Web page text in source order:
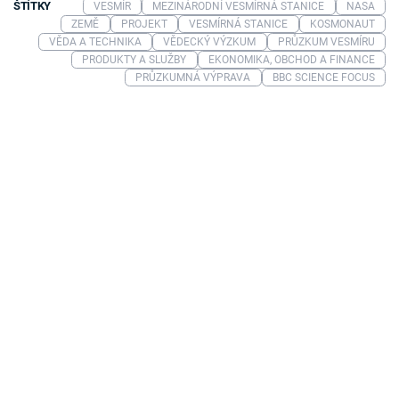
ŠTÍTKY VESMÍR MEZINÁRODNÍ VESMÍRNÁ STANICE
NASA
ZEMĚ
PROJEKT VESMÍRNÁ STANICE
KOSMONAUT
VĚDA A TECHNIKA
VĚDECKÝ VÝZKUM
PRŮZKUM VESMÍRU
PRODUKTY A SLUŽBY
EKONOMIKA, OBCHOD A FINANCE
PRŮZKUMNÁ VÝPRAVA
BBC SCIENCE FOCUS